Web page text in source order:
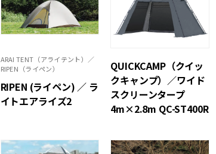
ARAI TENT（アライテント）／
RIPEN（ライペン）
RIPEN (ライペン) ／ ラ
イトエアライズ2
QUICKCAMP（クイッ
クキャンプ）／ワイド
スクリーンタープ
4m×2.8m QC-ST400R